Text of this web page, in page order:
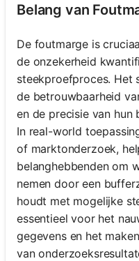
Belang van
De foutmarge is
de onzekerheid
steekproefproces. Het
de betrouwbaarheid
en de precisie van hun
In real-world
of marktonderzoek,
belanghebbenden om
nemen door een
houdt met mogelijke
essentieel voor het
gegevens en het
van